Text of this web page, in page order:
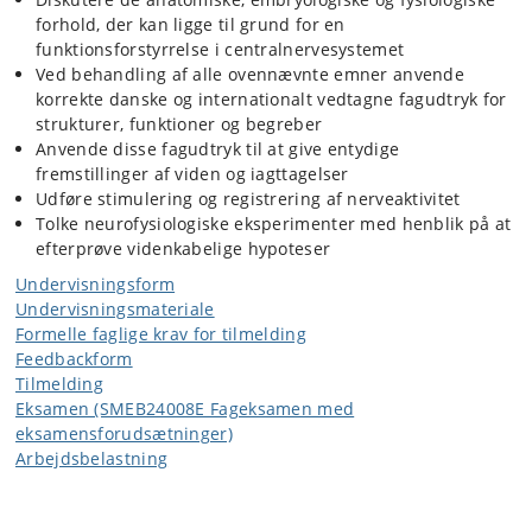
forhold, der kan ligge til grund for en
funktionsforstyrrelse i centralnervesystemet
Ved behandling af alle ovennævnte emner anvende
korrekte danske og internationalt vedtagne fagudtryk for
strukturer, funktioner og begreber
Anvende disse fagudtryk til at give entydige
fremstillinger af viden og iagttagelser
Udføre stimulering og registrering af nerveaktivitet
Tolke neurofysiologiske eksperimenter med henblik på at
efterprøve videnkabelige hypoteser
Undervisningsform
Undervisningsmateriale
Formelle faglige krav for tilmelding
Feedbackform
Tilmelding
Eksamen (SMEB24008E Fageksamen med
eksamensforudsætninger)
Arbejdsbelastning